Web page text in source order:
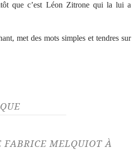
que c’est Léon Zitrone qui la lui a
met des mots simples et tendres sur
FABRICE MELQUIOT À